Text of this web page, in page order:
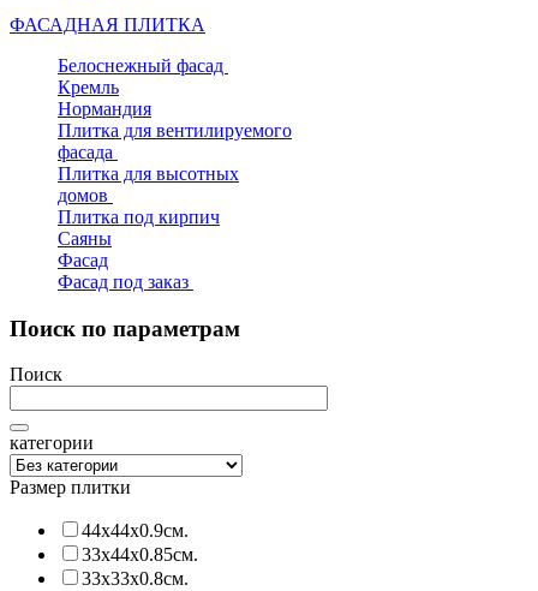
ФАСАДНАЯ ПЛИТКА
Белоснежный фасад
Кремль
Нормандия
Плитка для вентилируемого
фасада
Плитка для высотных
домов
Плитка под кирпич
Саяны
Фасад
Фасад под заказ
Поиск по параметрам
Поиск
категории
Размер плитки
44х44х0.9см.
33х44х0.85см.
33х33х0.8см.